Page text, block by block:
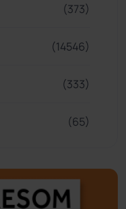
(373)
(14546)
(333)
(65)
(510)